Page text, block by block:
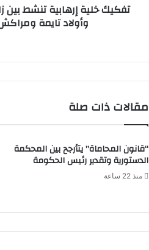
تفكيك خلية إرهابية تنشط بين
وأولاد تايمة
مقالات ذات صلة
“قانون المحاماة” يتأرجح بين المحكمة
الدستورية وتقدير رئيس الحكومة
منذ 22 ساعة